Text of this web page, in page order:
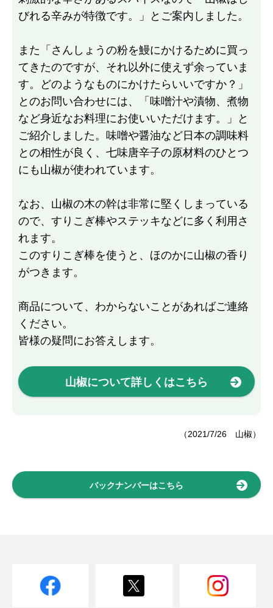
びれる辛みが特徴です。」とご案内しました。
また「さんしょうの粉を鰻にかけるために買っ
てきたのですが、それ以外に使えず余っていま
す。どのようなものにかけたらいいですか？」
とのお問い合わせには、「味噌汁や漬物、煮物
など身近なお料理にお使いいただけます。」と
ご紹介しました。味噌や醤油など日本の調味料
との相性が良く、七味唐辛子の原材料のひとつ
にも山椒が使われています。
なお、山椒の木の幹は非常に堅くしまっている
ので、すりこぎ棒やステッキなどに多く利用さ
れます。
このすりこぎ棒を使うと、ほのかに山椒の香り
がつきます。
商品について、わからないことがあればご連絡
ください。
皆様の疑問にお答えします。
山椒について詳しくはこちら
（2021/7/26 山椒）
バックナンバーはこちら